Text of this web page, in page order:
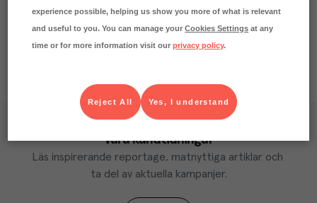
Våra kundtidningar
Läs inspirerande reportage, matnyttiga artiklar och
ta del av aktuella kampanjer.
experience possible, helping us show you more of what is relevant
and useful to you. You can manage yourCookies Settings at any
time or for more information visit ourprivacy policy.
Yes, I understand
Reject All